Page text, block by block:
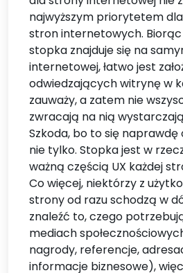
najwyższym priorytetem
stron internetowych. Biorąc
stopka znajduje się na
internetowej, łatwo jest
odwiedzających witrynę w
zauważy, a zatem nie
zwracają na nią
Szkoda, bo to się naprawdę
nie tylko. Stopka jest w
ważną częścią UX każdej
Co więcej, niektórzy z
strony od razu schodzą w
znaleźć to, czego
mediach
nagrody, referencje,
informacje biznesowe),